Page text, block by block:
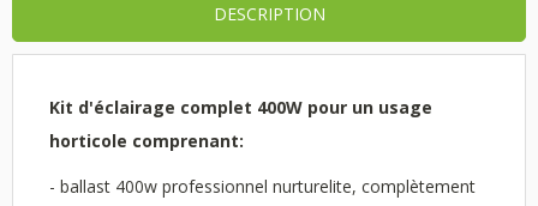
DESCRIPTION
Kit d'éclairage complet 400W pour un usage
horticole comprenant:
- ballast 400w professionnel nurturelite, complètement